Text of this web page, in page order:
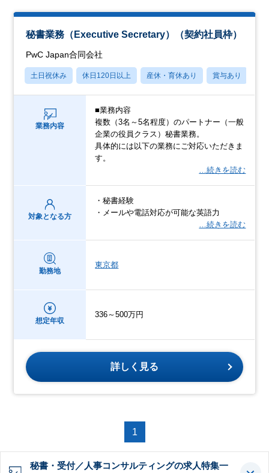
秘書業務（Executive Secretary）（契約社員枠）
PwC Japan合同会社
土日祝休み 休日120日以上 産休・育休あり 賞与あり
業務内容
■業務内容
複数（3名～5名程度）のパートナー（一般
企業の役員クラス）秘書業務。
具体的には以下の業務にご対応いただきま
す。
…続きを読む
対象となる方
・秘書経験
・メールや電話対応が可能な英語力
…続きを読む
勤務地
東京都
想定年収
336～500万円
詳しく見る
1
秘書・受付／人事コンサルティングの求人特集一